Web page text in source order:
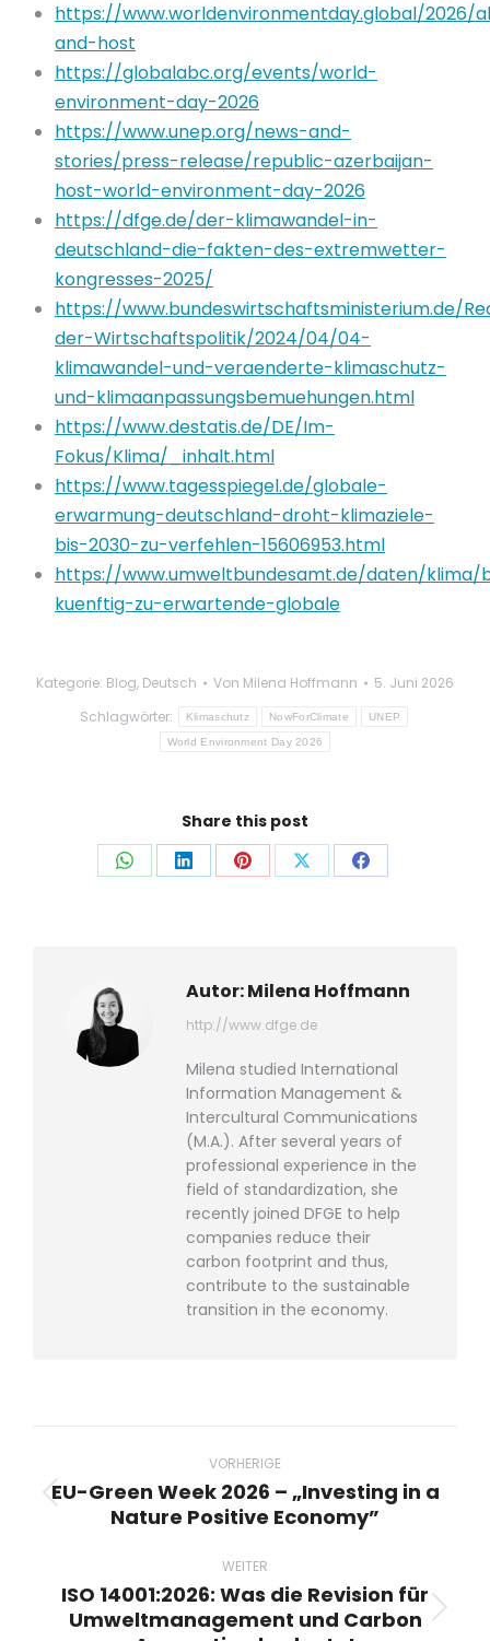
https://www.worldenvironmentday.global/2026/
and-host
https://globalabc.org/events/world-
environment-day-2026
https://www.unep.org/news-and-
stories/press-release/republic-azerbaijan-
host-world-environment-day-2026
https://dfge.de/der-klimawandel-in-
deutschland-die-fakten-des-extremwetter-
kongresses-2025/
https://www.bundeswirtschaftsministerium.de/
der-Wirtschaftspolitik/2024/04/04-
klimawandel-und-veraenderte-klimaschutz-
und-klimaanpassungsbemuehungen.html
https://www.destatis.de/DE/Im-
Fokus/Klima/_inhalt.html
https://www.tagesspiegel.de/globale-
erwarmung-deutschland-droht-klimaziele-
bis-2030-zu-verfehlen-15606953.html
https://www.umweltbundesamt.de/daten/
kuenftig-zu-erwartende-globale
Kategorie: Blog, Deutsch Von Milena Hoffmann
5. Juni 2026
Schlagwörter:
Klimaschutz NowForClimate UNEP
World Environment Day 2026
Share this post
Auf
Auf
Auf
Auf
Auf
Autor:Milena Hoffmann
http://www.dfge.de
Milena studied International
Information Management &
Intercultural Communications
(M.A.). After several years of
professional experience in the
field of standardization, she
recently joined DFGE to help
companies reduce their
carbon footprint and thus,
contribute to the sustainable
transition in the economy.
VORHERIGE
Vorheriger
EU-Green Week 2026 – „Investing in a
Nature Positive Economy”
WEITER
Nächster
ISO 14001:2026: Was die Revision für
Umweltmanagement und Carbon